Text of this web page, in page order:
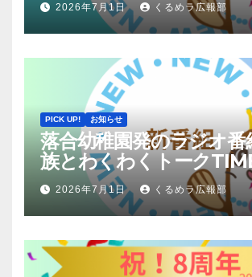
2026年7月1日 くるめラ広報部
PICK UP! お知らせ
落合幼稚園発のラジオ番
族とわくわくトーク
2026年7月1日 くるめラ広報部